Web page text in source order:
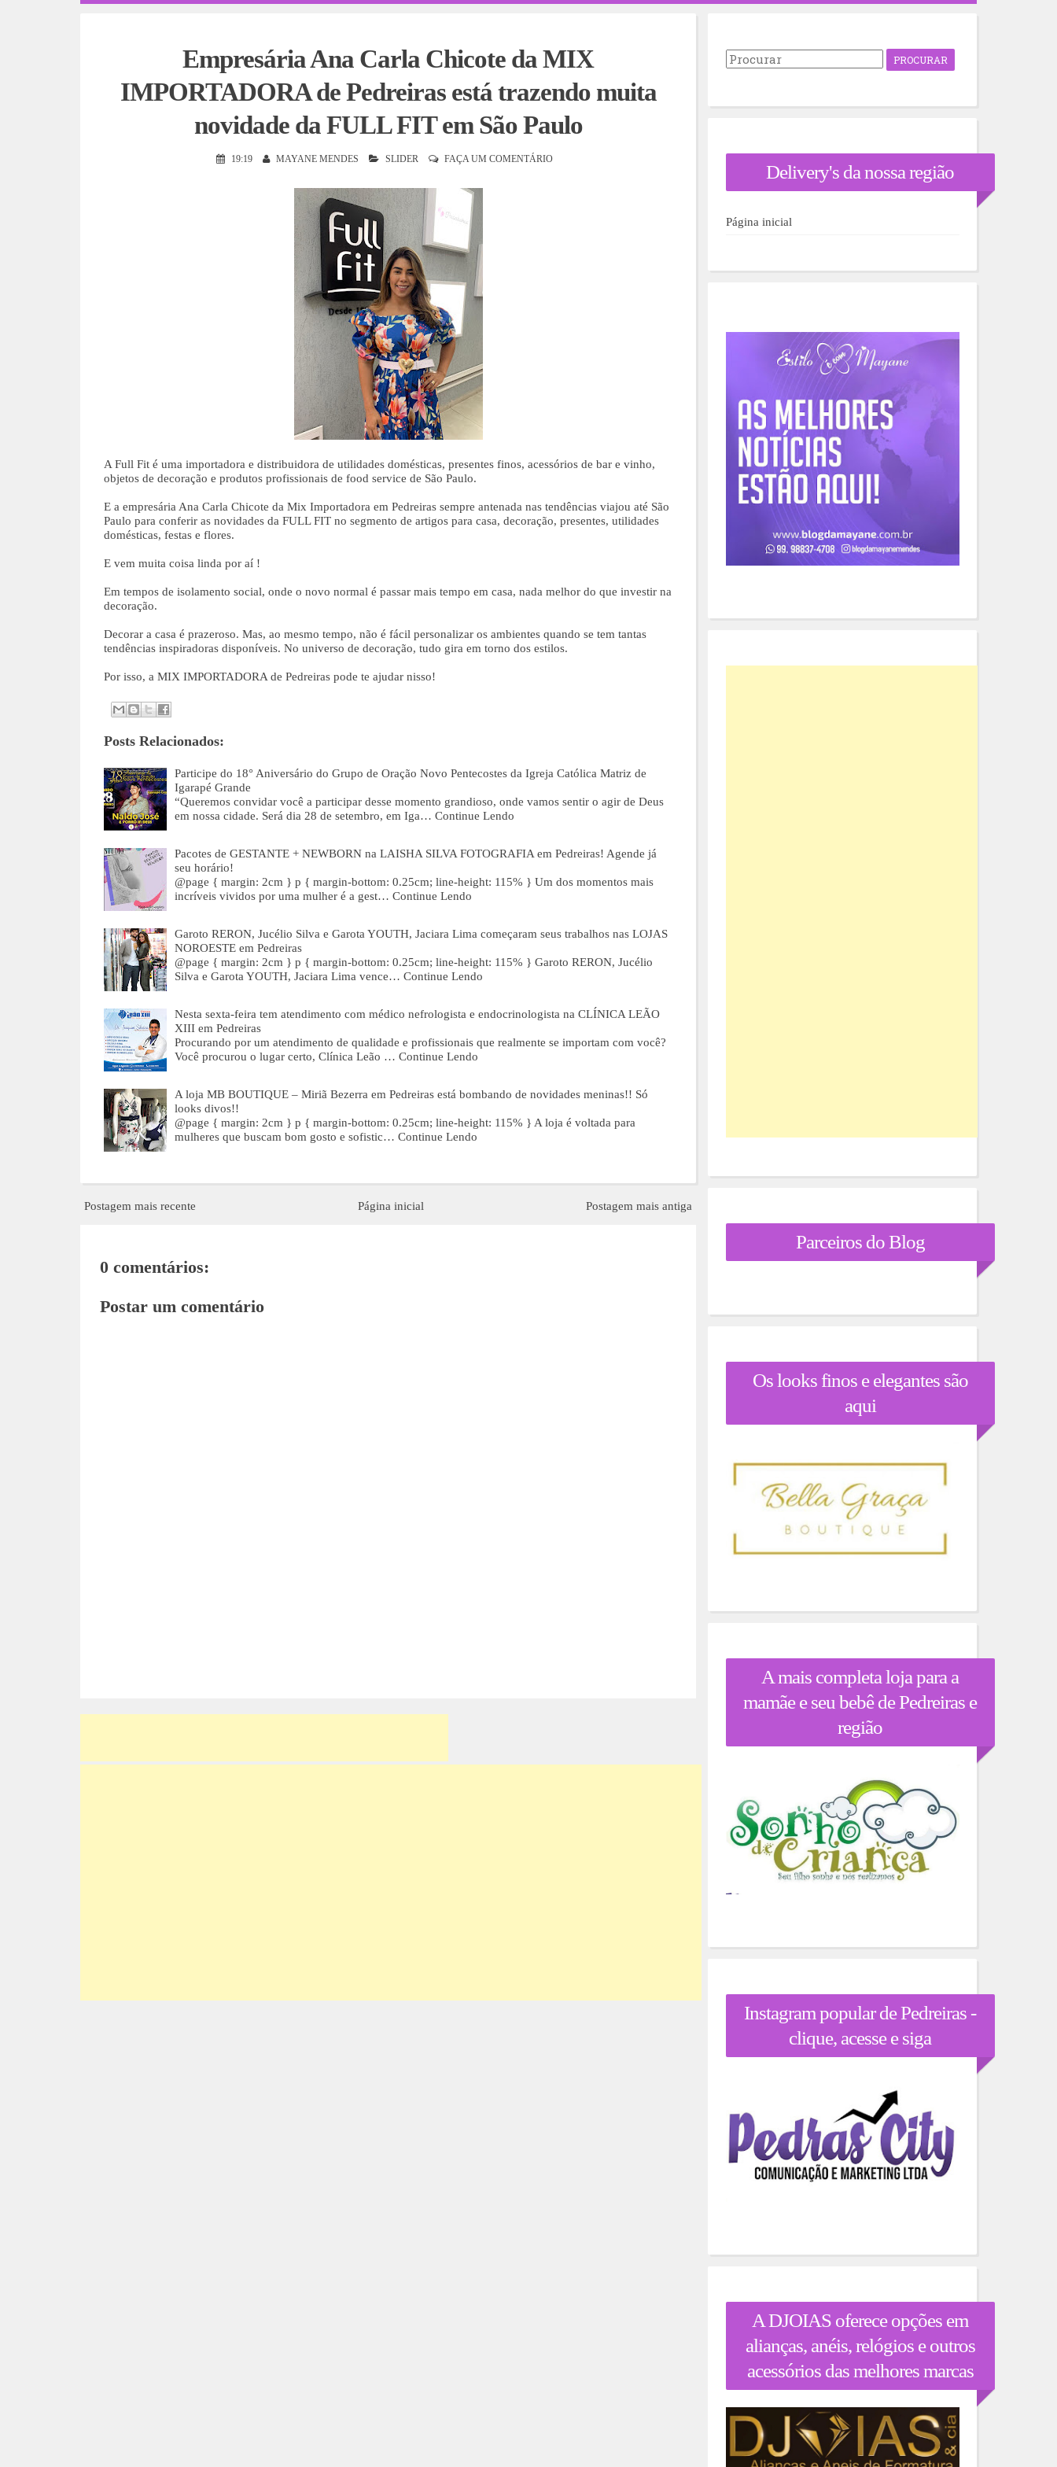
Empresária Ana Carla Chicote da MIX
IMPORTADORA de Pedreiras está trazendo muita
novidade da FULL FIT em São Paulo
19:19 MAYANE MENDES SLIDER FAÇA UM COMENTÁRIO
A Full Fit é uma importadora e distribuidora de utilidades domésticas, presentes finos, acessórios de bar e vinho,
objetos de decoração e produtos profissionais de food service de São Paulo.
E a empresária Ana Carla Chicote da Mix Importadora em Pedreiras sempre antenada nas tendências viajou até São
Paulo para conferir as novidades da FULL FIT no segmento de artigos para casa, decoração, presentes, utilidades
domésticas, festas e flores.
E vem muita coisa linda por aí !
Em tempos de isolamento social, onde o novo normal é passar mais tempo em casa, nada melhor do que investir na
decoração.
Decorar a casa é prazeroso. Mas, ao mesmo tempo, não é fácil personalizar os ambientes quando se tem tantas
tendências inspiradoras disponíveis. No universo de decoração, tudo gira em torno dos estilos.
Por isso, a MIX IMPORTADORA de Pedreiras pode te ajudar nisso!
Posts Relacionados:
Participe do 18° Aniversário do Grupo de Oração Novo Pentecostes da Igreja Católica Matriz de
Igarapé Grande
“Queremos convidar você a participar desse momento grandioso, onde vamos sentir o agir de Deus
em nossa cidade. Será dia 28 de setembro, em Iga… Continue Lendo
Pacotes de GESTANTE + NEWBORN na LAISHA SILVA FOTOGRAFIA em Pedreiras! Agende já
seu horário!
@page { margin: 2cm } p { margin-bottom: 0.25cm; line-height: 115% } Um dos momentos mais
incríveis vividos por uma mulher é a gest… Continue Lendo
Garoto RERON, Jucélio Silva e Garota YOUTH, Jaciara Lima começaram seus trabalhos nas LOJAS
NOROESTE em Pedreiras
@page { margin: 2cm } p { margin-bottom: 0.25cm; line-height: 115% } Garoto RERON, Jucélio
Silva e Garota YOUTH, Jaciara Lima vence… Continue Lendo
Nesta sexta-feira tem atendimento com médico nefrologista e endocrinologista na CLÍNICA LEÃO
XIII em Pedreiras
Procurando por um atendimento de qualidade e profissionais que realmente se importam com você?
Você procurou o lugar certo, Clínica Leão … Continue Lendo
A loja MB BOUTIQUE – Miriã Bezerra em Pedreiras está bombando de novidades meninas!! Só
looks divos!!
@page { margin: 2cm } p { margin-bottom: 0.25cm; line-height: 115% } A loja é voltada para
mulheres que buscam bom gosto e sofistic… Continue Lendo
Postagem mais recente Postagem mais antiga
Página inicial
0 comentários:
Postar um comentário
P
r
r
Delivery's da nossa região
Página inicial
Parceiros do Blog
Os looks finos e elegantes são
aqui
A mais completa loja para a
mamãe e seu bebê de Pedreiras e
região
Instagram popular de Pedreiras -
clique, acesse e siga
A DJOIAS oferece opções em
alianças, anéis, relógios e outros
acessórios das melhores marcas